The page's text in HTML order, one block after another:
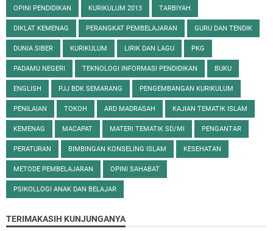
OPINI PENDIDIKAN KURIKULUM 2013 TARBIYAH
DIKLAT KEMENAG PERANGKAT PEMBELAJARAN GURU DAN TENDIK
DUNIA SIBER KURIKULUM LIRIK DAN LAGU PKG
PADAMU NEGERI TEKNOLOGI INFORMASI PENDIDIKAN BUKU
ENGLISH PJJ BDK SEMARANG PENGEMBANGAN KURIKULUM
PENILAIAN TOKOH ARD MADRASAH KAJIAN TEMATIK ISLAM
KEMENAG MACAPAT MATERI TEMATIK SD/MI PENGANTAR
PERATURAN BIMBINGAN KONSELING ISLAM KESEHATAN
METODE PEMBELAJARAN OPINI SAHABAT
PSIKOLLOGI ANAK DAN BELAJAR
TERIMAKASIH KUNJUNGANYA